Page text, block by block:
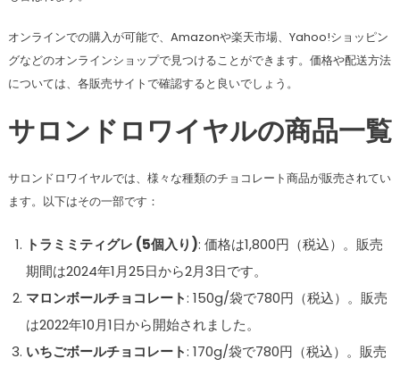
オンラインでの購入が可能で、Amazonや楽天市場、Yahoo!ショッピン
グなどのオンラインショップで見つけることができます。価格や配送方法
については、各販売サイトで確認すると良いでしょう。
サロンドロワイヤルの商品一覧
サロンドロワイヤルでは、様々な種類のチョコレート商品が販売されてい
ます。以下はその一部です：
トラミミティグレ (5個入り): 価格は1,800円（税込）。販売
期間は2024年1月25日から2月3日です。
マロンボールチョコレート: 150g/袋で780円（税込）。販売
は2022年10月1日から開始されました。
いちごボールチョコレート: 170g/袋で780円（税込）。販売